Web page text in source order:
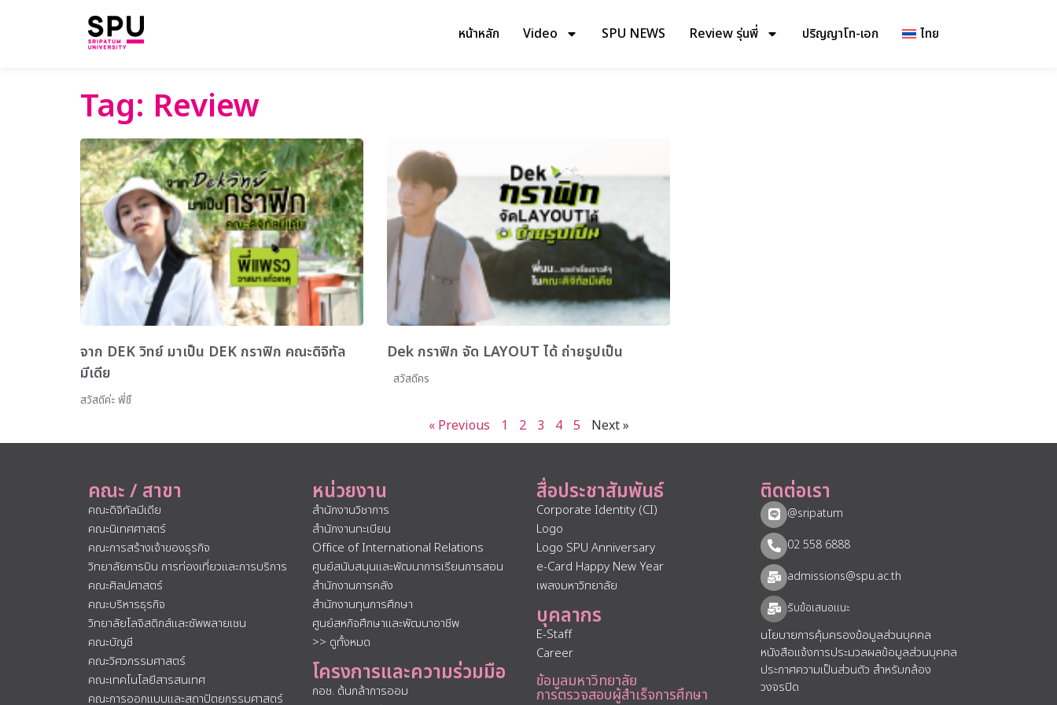
หน้าหลัก Video SPU NEWS Review รุ่นพี่ ปริญญาโท-เอก ไทย
Tag: Review
จาก DEK วิทย์ มาเป็น DEK กราฟิก คณะดิจิทัล
มีเดีย
สวัสดีค่ะ พี่ชื
Dek กราฟิก จัด LAYOUT ได้ ถ่ายรูปเป็น
สวัสดีคร
« Previous 1 2 3 4 5 Next »
คณะ / สาขา
คณะดิจิทัลมีเดีย
คณะนิเทศศาสตร์
คณะการสร้างเจ้าของธุรกิจ
วิทยาลัยการบิน การท่องเที่ยวและการบริการ
คณะศิลปศาสตร์
คณะบริหารธุรกิจ
วิทยาลัยโลจิสติกส์และซัพพลายเชน
คณะบัญชี
คณะวิศวกรรมศาสตร์
คณะเทคโนโลยีสารสนเทศ
คณะการออกแบบและสถาปัตยกรรมศาสตร์
หน่วยงาน
สำนักงานวิชาการ
สำนักงานทะเบียน
Office of International Relations
ศูนย์สนับสนุนและพัฒนาการเรียนการสอน
สำนักงานการคลัง
สำนักงานทุนการศึกษา
ศูนย์สหกิจศึกษาและพัฒนาอาชีพ
>> ดูทั้งหมด
โครงการและความร่วมมือ
กอช. ต้นกล้าการออม
สื่อประชาสัมพันธ์
Corporate Identity (CI)
Logo
Logo SPU Anniversary
e-Card Happy New Year
เพลงมหาวิทยาลัย
บุคลากร
E-Staff
Career
ข้อมูลมหาวิทยาลัย
การตรวจสอบผู้สำเร็จการศึกษา
ติดต่อเรา
@sripatum
02 558 6888
admissions@spu.ac.th
รับข้อเสนอแนะ​
นโยบายการคุ้มครองข้อมูลส่วนบุคคล
หนังสือแจ้งการประมวลผลข้อมูลส่วนบุคคล
ประกาศความเป็นส่วนตัว สำหรับกล้อง
วงจรปิด